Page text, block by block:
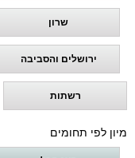
שרון
ירושלים והסביבה
רשתות
מיון לפי תחומים